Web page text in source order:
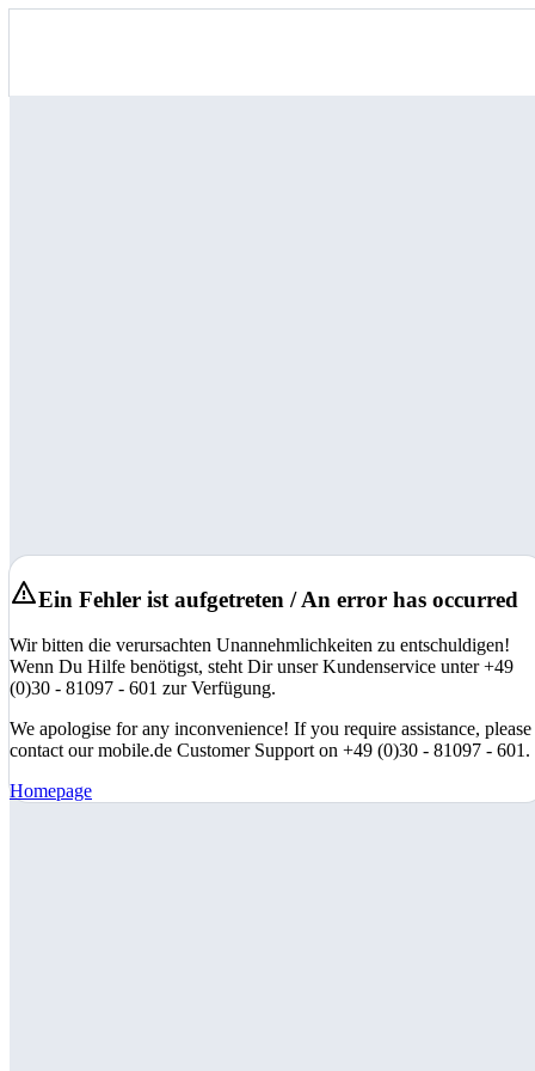
Ein Fehler ist aufgetreten / An error has occurred
Wir bitten die verursachten Unannehmlichkeiten zu entschuldigen!
Wenn Du Hilfe benötigst, steht Dir unser Kundenservice unter +49
(0)30 - 81097 - 601 zur Verfügung.
We apologise for any inconvenience! If you require assistance, please
contact our mobile.de Customer Support on +49 (0)30 - 81097 - 601.
Homepage